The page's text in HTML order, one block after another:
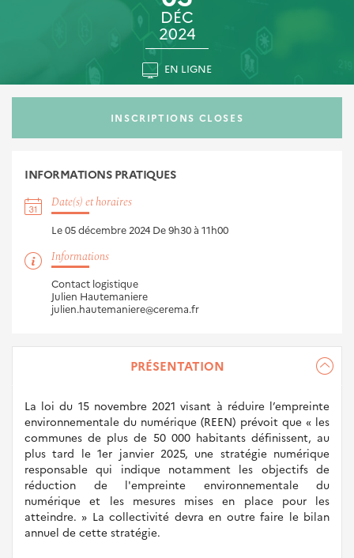
DÉC
2024
EN LIGNE
INSCRIPTIONS CLOSES
INFORMATIONS PRATIQUES
Date(s) et horaires
Le 05 décembre 2024 De 9h30 à 11h00
Informations
Contact logistique
Julien Hautemaniere
julien.hautemaniere@cerema.fr
PRÉSENTATION
La loi du 15 novembre 2021 visant à réduire l’empreinte
environnementale du numérique (REEN) prévoit que « les
communes de plus de 50 000 habitants définissent, au
plus tard le 1er janvier 2025, une stratégie numérique
responsable qui indique notamment les objectifs de
réduction de l'empreinte environnementale du
numérique et les mesures mises en place pour les
atteindre. » La collectivité devra en outre faire le bilan
annuel de cette stratégie.